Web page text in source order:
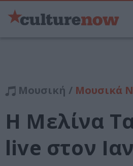
Μουσική / Μουσικά
Η Μελίνα
live στον